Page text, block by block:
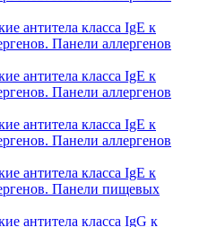
антитела класса IgE к
Панели аллергенов
антитела класса IgE к
Панели аллергенов
антитела класса IgE к
Панели аллергенов
антитела класса IgE к
Панели пищевых
антитела класса IgG к